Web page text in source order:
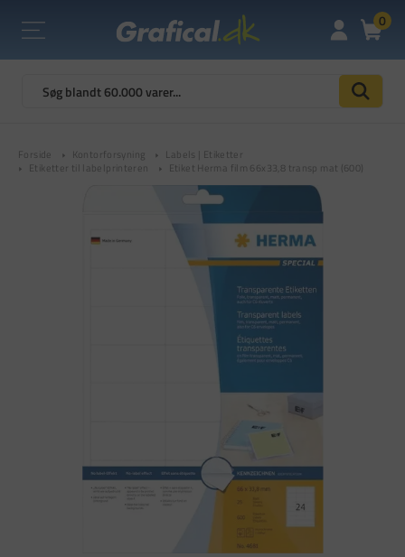
0
Forside Kontorforsyning
Labels | Etiketter
Etiketter til labelprinteren
Etiket Herma film 66x33,8 transp mat (600)